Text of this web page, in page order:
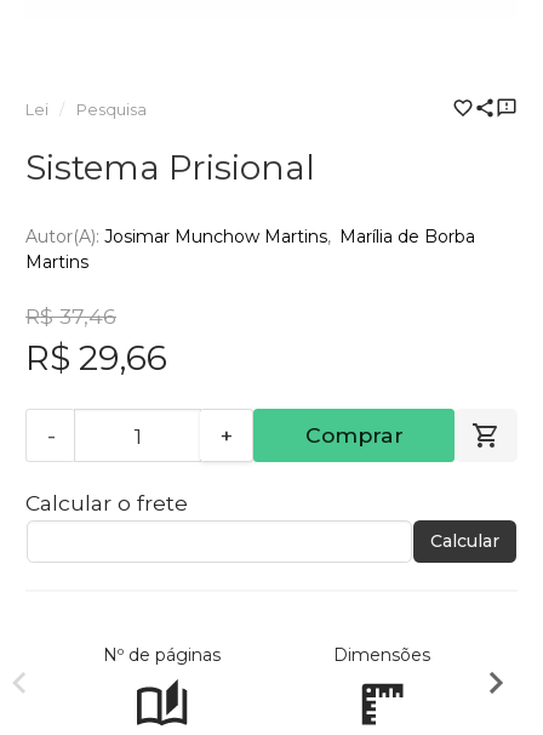
Lei Pesquisa
Sistema Prisional
Autor(a): Josimar Munchow Martins
Marília de Borba
Martins
R$ 37,46
R$ 29,66
- + Comprar
Calcular o frete
Calcular
Nº de páginas Dimensões